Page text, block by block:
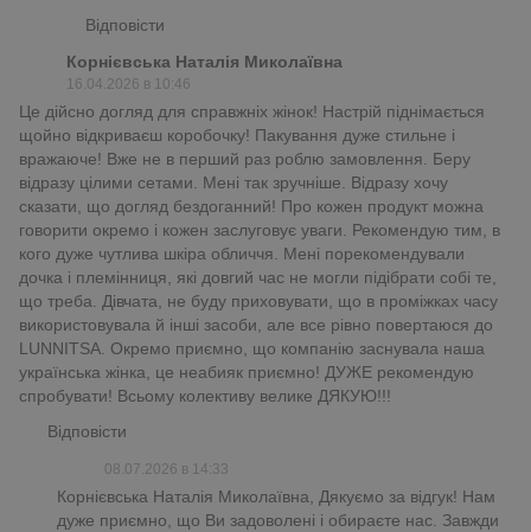
Відповісти
Корнієвська Наталія Миколаївна
16.04.2026 в 10:46
Це дійсно догляд для справжніх жінок! Настрій піднімається
щойно відкриваєш коробочку! Пакування дуже стильне і
вражаюче! Вже не в перший раз роблю замовлення. Беру
відразу цілими сетами. Мені так зручніше. Відразу хочу
сказати, що догляд бездоганний! Про кожен продукт можна
говорити окремо і кожен заслуговує уваги. Рекомендую тим, в
кого дуже чутлива шкіра обличчя. Мені порекомендували
дочка і племінниця, які довгий час не могли підібрати собі те,
що треба. Дівчата, не буду приховувати, що в проміжках часу
використовувала й інші засоби, але все рівно повертаюся до
LUNNITSA. Окремо приємно, що компанію заснувала наша
українська жінка, це неабияк приємно! ДУЖЕ рекомендую
спробувати! Всьому колективу велике ДЯКУЮ!!!
Відповісти
08.07.2026 в 14:33
Корнієвська Наталія Миколаївна, Дякуємо за відгук! Нам
дуже приємно, що Ви задоволені і обираєте нас. Завжди